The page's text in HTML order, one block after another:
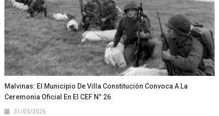
Malvinas: El Municipio De Villa Constitución Convoca A La
Ceremonia Oficial En El CEF N° 26
31/03/2026